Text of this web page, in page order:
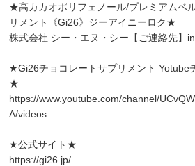
★高カカオポリフェノール/プレミアムベ
リメント《Gi26》ジーアイニーロク★
株式会社 シー・エヌ・シー【ご連絡先】
★Gi26チョコレートサプリメント Yotube
★
https://www.youtube.com/channel/
A/videos
★公式サイト★
https://gi26.jp/